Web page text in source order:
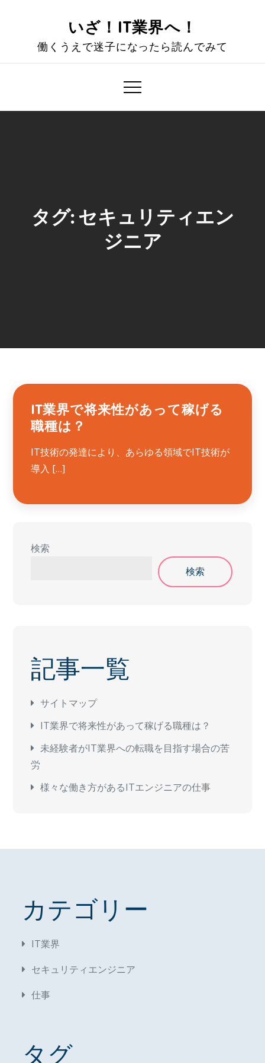
いざ！IT業界へ！
働くうえで迷子になったら読んでみて
タグ:セキュリティエン
ジニア
IT業界で将来性があって稼げる
職種は？
IT技術の発達により、あらゆる領域でIT技術が
導入 […]
検索
検索
記事一覧
サイトマップ
IT業界で将来性があって稼げる職種は？
未経験者がIT業界への転職を目指す場合の苦
労
様々な働き方があるITエンジニアの仕事
カテゴリー
IT業界
セキュリティエンジニア
仕事
タグ